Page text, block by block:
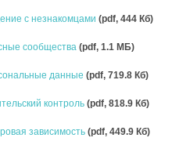
с незнакомцами (pdf, 444 Кб)
сообщества (pdf, 1.1 MБ)
данные (pdf, 719.8 Кб)
контроль (pdf, 818.9 Кб)
зависимость (pdf, 449.9 Кб)